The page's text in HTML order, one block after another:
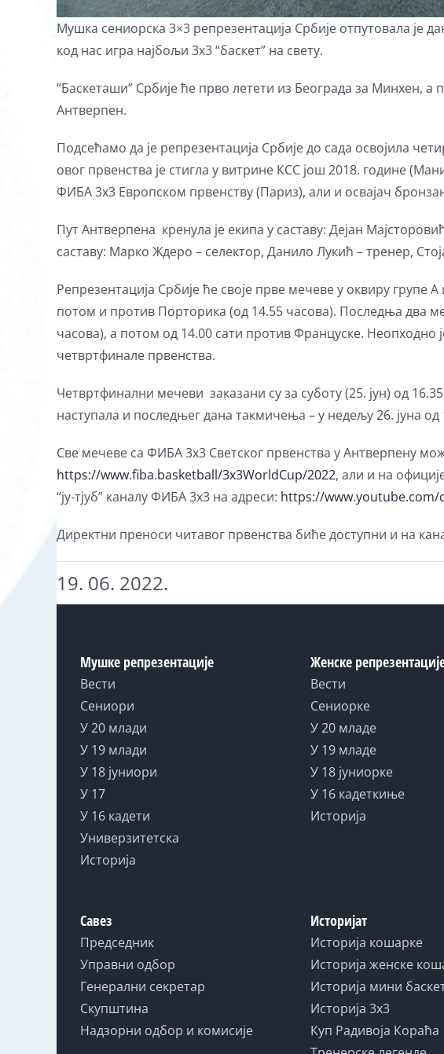
Мушка сениорска 3×3 репрезентација Србије отпутовала је
код нас игра најбољи 3х3 “баскет” на свету.
“Баскеташи” Србије ће прво летети из Београда за Минхен,
Антверпен.
Подсећамо да је репрезентација Србије до сада освојила
овог првенства је стигла у витрине КСС још 2018. године
ФИБА 3х3 Европском првенству (Париз), али и освајач
Пут Антверпена кренула је екипа у саставу: Дејан
саставу: Марко Ждеро – селектор, Данило Лукић – тренер,
Репрезентација Србије ће своје прве мечеве у оквиру групе
потом и против Порторика (од 14.55 часова). Последња два
часова), а потом од 14.00 сати против Француске. Неопходно
четвртфинале првенства.
Четвртфинални мечеви заказани су за суботу (25. јун) од
наступала и последњег дана такмичења – у недељу 26. jуна од
Све мечеве са ФИБА 3х3 Светског првенства у Антверпену
https://www.fiba.basketball/3x3WorldCup/2022, али и на
“ју-тјуб” каналу ФИБА 3х3 на адреси: https://www.youtube.com/
Директни преноси читавог првенства биће доступни и на
19. 06. 2022.
Мушке репрезентације
Вести
Сениори
У 20 млади
У 19 млади
У 18 јуниори
У 17
У 16 кадети
Универзитетска
Историја
Савез
Председник
Управни одбор
Генерални секретар
Скупштина
Надзорни одбор и комисије
Женске
Вести
Сениорке
У 20 младе
У 19 младе
У 18 јуниорке
У 16 кадеткиње
Историја
Историјат
Историја кошарке
Историја женске
Историја мини
Историја 3x3
Куп Радивоја Кораћа